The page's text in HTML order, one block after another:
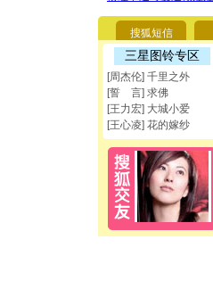
搜狐短信
三星图铃专区
[周杰伦] 千里之外
[誓 言] 求佛
[王力宏] 大城小爱
[王心凌] 花的嫁纱